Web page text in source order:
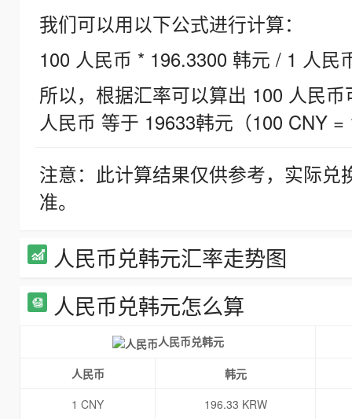
我们可以用以下公式进行计算：
100 人民币 * 196.3300 韩元 / 1 人民
所以，根据汇率可以算出 100 人民
人民币 等于 19633韩元（100 CNY =
注意：此计算结果仅供参考，实际
准。
人民币兑韩元汇率走势图
人民币兑韩元怎么算
人民币兑韩元
人民币
韩元
1 CNY
196.33 KRW